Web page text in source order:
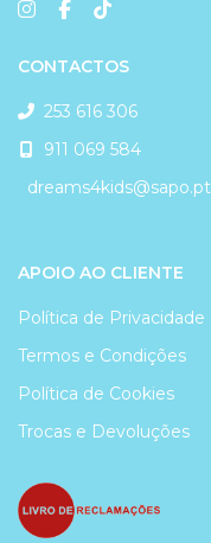
CONTACTOS
253 616 306
911 069 584
dreams4kids@sapo.pt
APOIO AO CLIENTE
Política de Privacidade
Termos e Condições
Política de Cookies
Trocas e Devoluções